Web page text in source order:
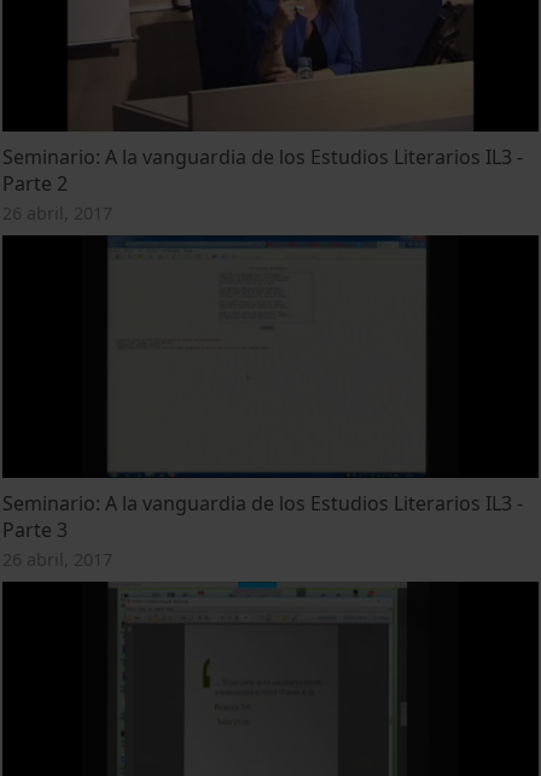
Seminario: A la vanguardia de los Estudios Literarios IL3 -
Parte 2
26 abril, 2017
Seminario: A la vanguardia de los Estudios Literarios IL3 -
Parte 3
26 abril, 2017